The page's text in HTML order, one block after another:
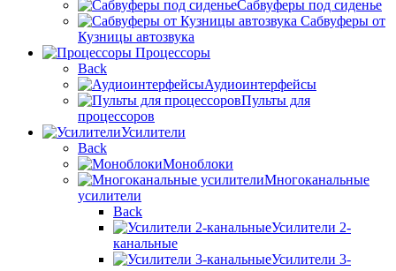
Сабвуферы под сиденье
Сабвуферы от
Кузницы автозвука
Процессоры
Back
Аудиоинтерфейсы
Пульты для
процессоров
Усилители
Back
Моноблоки
Многоканальные
усилители
Back
Усилители 2-
канальные
Усилители 3-